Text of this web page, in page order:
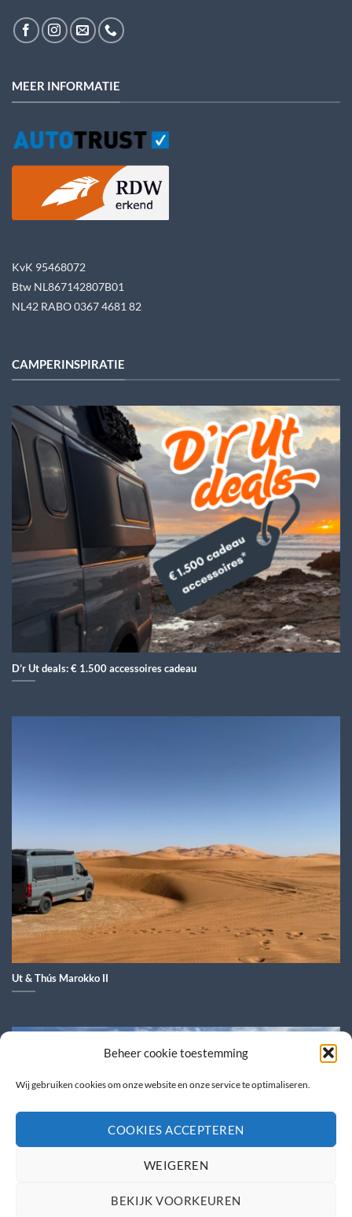
Beheer cookie toestemming
Wij gebruiken cookies om onze website en onze service te optimaliseren.
COOKIES ACCEPTEREN
WEIGEREN
BEKIJK VOORKEUREN
MEER INFORMATIE
KvK 95468072
Btw NL867142807B01
NL42 RABO 0367 4681 82
CAMPERINSPIRATIE
D’r Ut deals: € 1.500 accessoires cadeau
Ut & Thús Marokko II